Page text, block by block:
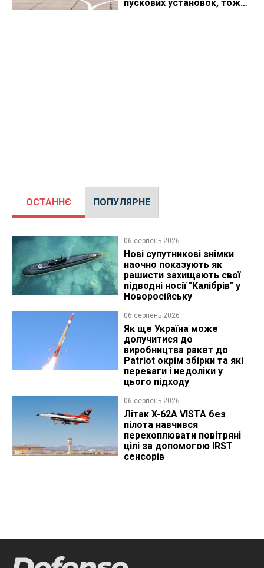
пускових установок, тож
ОСТАННЄ ПОПУЛЯРНЕ
06 серпень 2026
Нові супутникові знімки
наочно показують як
рашисти захищають свої
підводні носії "Калібрів" у
Новоросійську
06 серпень 2026
Як ще Україна може
долучитися до
виробництва ракет до
Patriot окрім збірки та які
переваги і недоліки у
цього підходу
06 серпень 2026
Літак X-62A VISTA без
пілота навчився
перехоплювати повітряні
цілі за допомогою IRST
сенсорів